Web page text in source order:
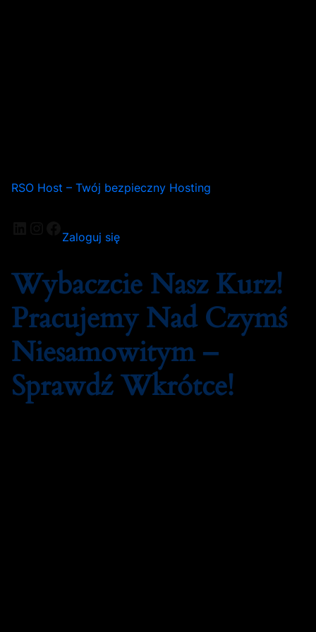
RSO Host – Twój bezpieczny Hosting
LinkedIn
Instagram
Facebook
Zaloguj się
Wybaczcie Nasz Kurz!
Pracujemy Nad Czymś
Niesamowitym –
Sprawdź Wkrótce!